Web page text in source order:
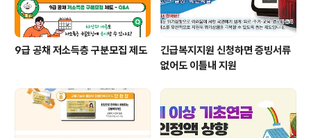
9급 공채 저소득층 구분모집 제도
긴급복지지원 신청하면 증빙서류
없어도 이틀내 지원